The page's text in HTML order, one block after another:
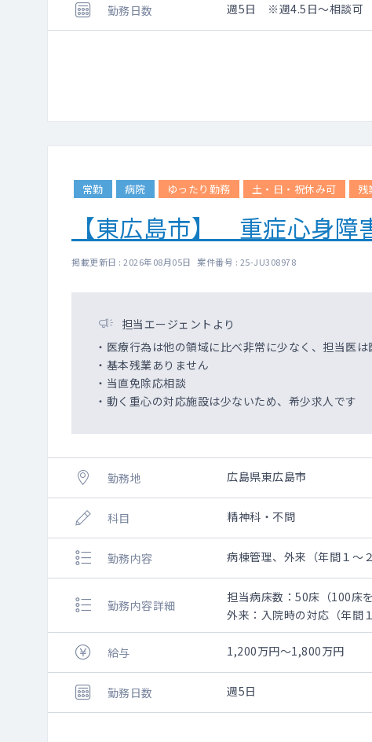
勤務日数 週5日 ※週4.5日～相談可
常勤 病院 ゆったり勤務 土・日・祝休み可 残
【東広島市】 重症心身障
掲載更新日 : 2026年08月05日 案件番号 : 25-JU308978
担当エージェントより
・医療行為は他の領域に比べ非常に少なく、担当医
・基本残業ありません
・当直免除応相談
・動く重心の対応施設は少ないため、希少求人です
勤務地 広島県東広島市
科目 精神科・不問
勤務内容 病棟管理、外来（年間１～２
勤務内容詳細
担当病床数：50床（100床
外来：入院時の対応（年間
給与 1,200万円～1,800万円
勤務日数 週5日